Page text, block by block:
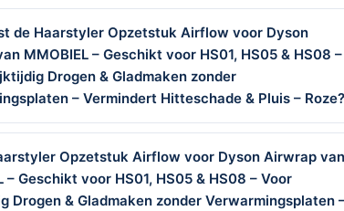
de Haarstyler Opzetstuk Airflow voor Dyson
MMOBIEL – Geschikt voor HS01, HS05 & HS08 –
Drogen & Gladmaken zonder
– Vermindert Hitteschade & Pluis – Roze?
Opzetstuk Airflow voor Dyson Airwrap van
– Geschikt voor HS01, HS05 & HS08 – Voor
Drogen & Gladmaken zonder Verwarmingsplaten